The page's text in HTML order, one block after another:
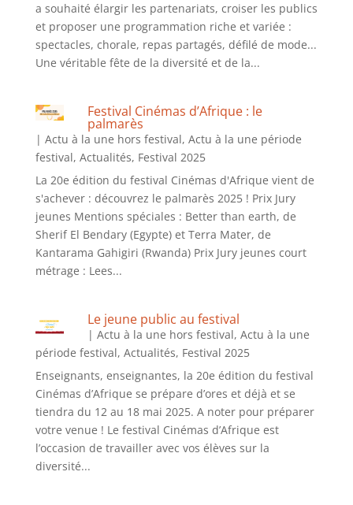
a souhaité élargir les partenariats, croiser les publics
et proposer une programmation riche et variée :
spectacles, chorale, repas partagés, défilé de mode...
Une véritable fête de la diversité et de la...
Festival Cinémas d’Afrique : le
palmarès
| Actu à la une hors festival, Actu à la une période
festival, Actualités, Festival 2025
La 20e édition du festival Cinémas d'Afrique vient de
s'achever : découvrez le palmarès 2025 ! Prix Jury
jeunes Mentions spéciales : Better than earth, de
Sherif El Bendary (Egypte) et Terra Mater, de
Kantarama Gahigiri (Rwanda) Prix Jury jeunes court
métrage : Lees...
Le jeune public au festival
| Actu à la une hors festival, Actu à la une
période festival, Actualités, Festival 2025
Enseignants, enseignantes, la 20e édition du festival
Cinémas d’Afrique se prépare d’ores et déjà et se
tiendra du 12 au 18 mai 2025. A noter pour préparer
votre venue ! Le festival Cinémas d’Afrique est
l’occasion de travailler avec vos élèves sur la
diversité...